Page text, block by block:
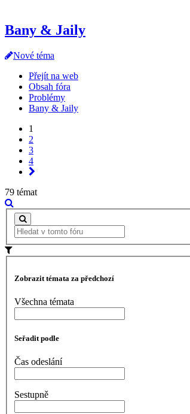
Bany & Jaily
Nové téma
Přejít na web
Obsah fóra
Problémy
Bany & Jaily
1
2
3
4
79 témat
Zobrazit témata za předchozí
Všechna témata
Seřadit podle
Čas odeslání
Sestupně